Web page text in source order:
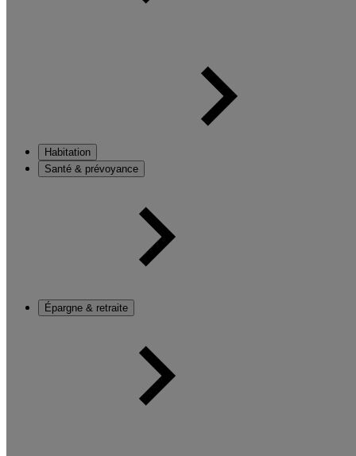
Habitation
Santé & prévoyance
Épargne & retraite